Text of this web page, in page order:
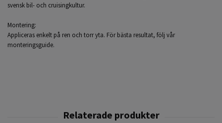
svensk bil- och cruisingkultur.
Montering:
Appliceras enkelt på ren och torr yta. För bästa resultat, följ vår
monteringsguide.